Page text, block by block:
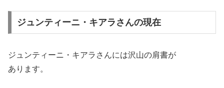
ジュンティーニ・キアラさんの現在
ジュンティーニ・キアラさんには沢山の肩書が
あります。